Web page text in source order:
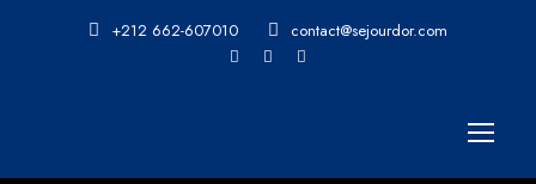
+212 662-607010 contact@sejourdor.com